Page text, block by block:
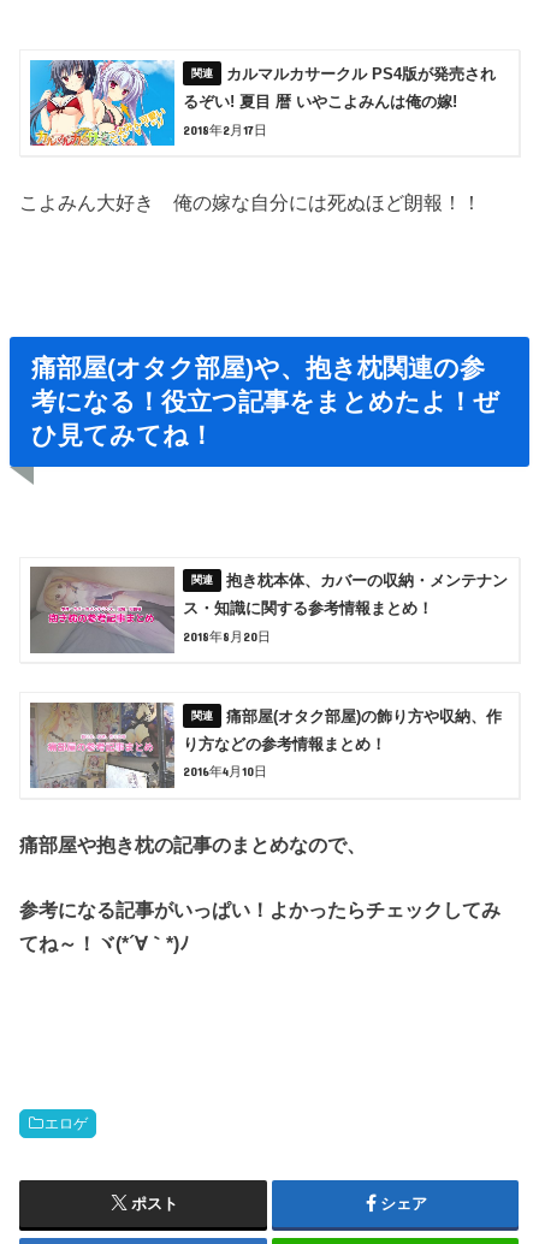
カルマルカサークル PS4版が発売され
るぞい! 夏目 暦 いやこよみんは俺の嫁!
2018年2月17日
こよみん大好き 俺の嫁な自分には死ぬほど朗報！！
痛部屋(オタク部屋)や、抱き枕関連の参
考になる！役立つ記事をまとめたよ！ぜ
ひ見てみてね！
抱き枕本体、カバーの収納・メンテナン
ス・知識に関する参考情報まとめ！
2018年8月20日
痛部屋(オタク部屋)の飾り方や収納、作
り方などの参考情報まとめ！
2016年4月10日
痛部屋や抱き枕の記事のまとめなので、
参考になる記事がいっぱい！よかったらチェックしてみ
てね～！ヾ(*´∀｀*)ﾉ
エロゲ
ポスト シェア